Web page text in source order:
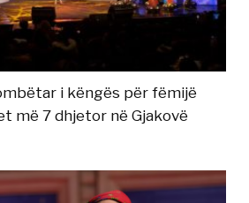
i këngës për fëmijë
më 7 dhjetor në Gjakovë